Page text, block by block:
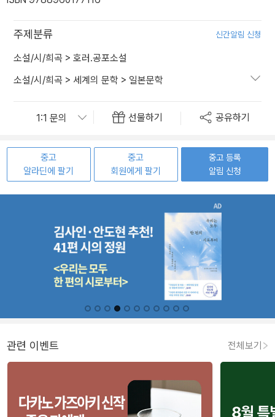
주제분류 신간알림 신청
소설/시/희곡 > 호러.공포소설
소설/시/희곡 > 세계의 문학 > 일본문학
선물하기 공유하기
중고
알라딘에 팔기
중고
회원에게 팔기
중고 등록
알림 신청
관련 이벤트 전체보기